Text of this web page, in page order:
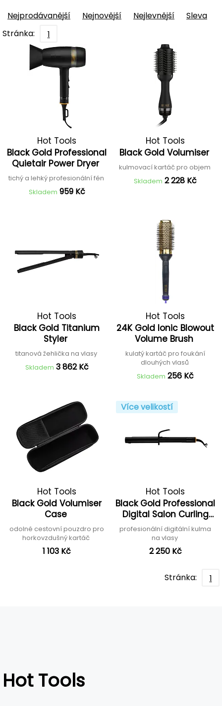
Nejprodávanější Nejnovější Nejlevnější
Sleva
Stránka:
1
Hot Tools
Black Gold Professional
Quietair Power Dryer
tichý a lehký profesionální fén
Skladem 959 Kč
Hot Tools
Black Gold Volumiser
kulmovací kartáč pro objem
Skladem 2 228 Kč
Hot Tools
Black Gold Titanium
Styler
titanová žehlička na vlasy
Skladem 3 862 Kč
Hot Tools
24K Gold Ionic Blowout
Volume Brush
kulatý kartáč pro foukání
dlouhých vlasů
Skladem 256 Kč
Hot Tools
Black Gold Volumiser
Case
odolné cestovní pouzdro pro
horkovzdušný kartáč
1 103 Kč
Více velikostí
Hot Tools
Black Gold Professional
Digital Salon Curling
Iron
profesionální digitální kulma
na vlasy
2 250 Kč
Stránka: 1
Hot Tools